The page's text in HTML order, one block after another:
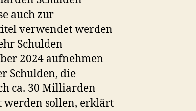
auch zur
verwendet werden
Schulden
2024 aufnehmen
Schulden, die
ca. 30 Milliarden
werden sollen, erklärt